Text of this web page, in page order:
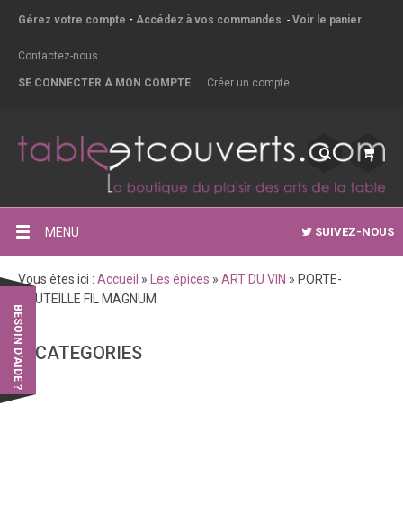
Gérez votre compte - Accédez à vos commandes - Voir le panier
Contactez-nous
SE CONNECTER À MON COMPTE Créer un compte
MENU SUIVEZ-NOUS
Vous êtes ici : Accueil » Les épices » ART DU VIN » PORTE-
BOUTEILLE FIL MAGNUM
CATEGORIES
BESOIN D'AIDE ?